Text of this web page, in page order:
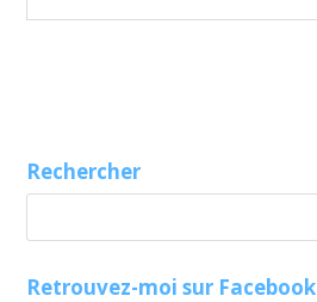
Rechercher
Retrouvez-moi sur Facebook